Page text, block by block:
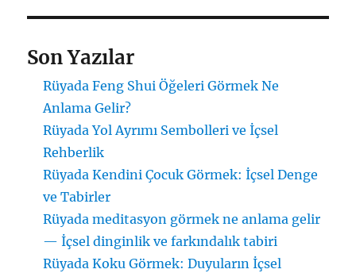
Son Yazılar
Rüyada Feng Shui Öğeleri Görmek Ne
Anlama Gelir?
Rüyada Yol Ayrımı Sembolleri ve İçsel
Rehberlik
Rüyada Kendini Çocuk Görmek: İçsel Denge
ve Tabirler
Rüyada meditasyon görmek ne anlama gelir
— İçsel dinginlik ve farkındalık tabiri
Rüyada Koku Görmek: Duyuların İçsel